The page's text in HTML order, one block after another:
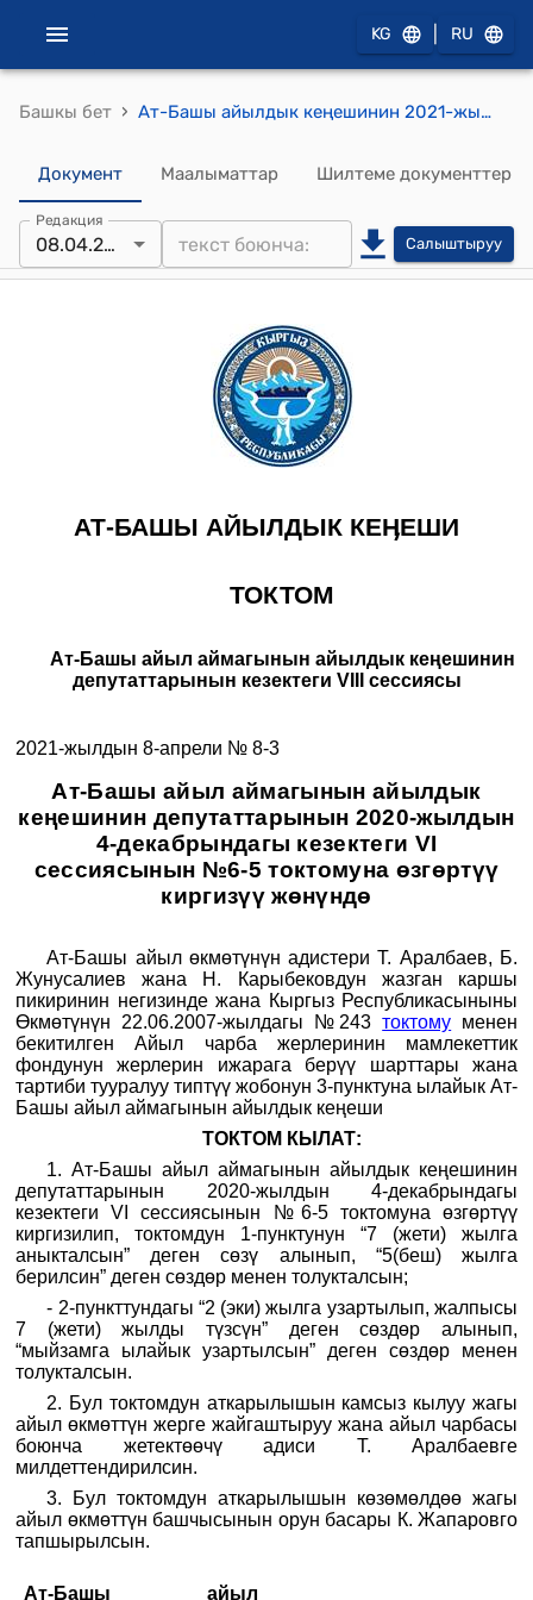
KG RU
Башкы бет › Ат-Башы айылдык кеңешинин 2021-жылдын 8-апрелиндеги № 8-3 "Ат-Башы айыл аймагынын айылдык кеңешинин депутаттарынын 2020-жылдын 4-декабрындагы кезектеги VI сессиясынын №6-5 токтомуна өзгөртүү киргизүү жөнүндө" токтому
Документ Маалыматтар Шилтеме документтер
Редакция
08.04.2021 Салыштыруу